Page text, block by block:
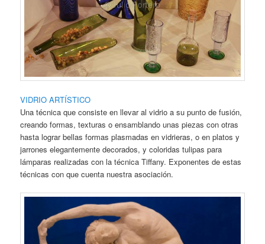
VIDRIO ARTÍSTICO
Una técnica que consiste en llevar al vidrio a su punto de fusión,
creando formas, texturas o ensamblando unas piezas con otras
hasta lograr bellas formas plasmadas en vidrieras, o en platos y
jarrones elegantemente decorados, y coloridas tulipas para
lámparas realizadas con la técnica Tiffany. Exponentes de estas
técnicas con que cuenta nuestra asociación.